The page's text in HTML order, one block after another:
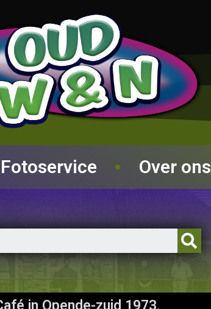
Fotoservice Over ons
in Opende-zuid 1973.